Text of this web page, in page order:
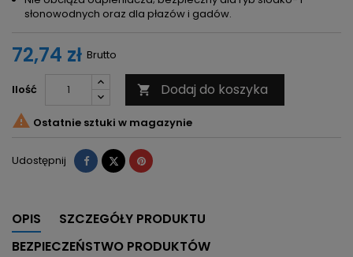
słonowodnych oraz dla płazów i gadów.
72,74 zł Brutto
Ilość  Dodaj do koszyka
 Ostatnie sztuki w magazynie
Udostępnij Udostępnij
TweetujPinterest
OPIS
SZCZEGÓŁY PRODUKTU
BEZPIECZEŃSTWO PRODUKTÓW